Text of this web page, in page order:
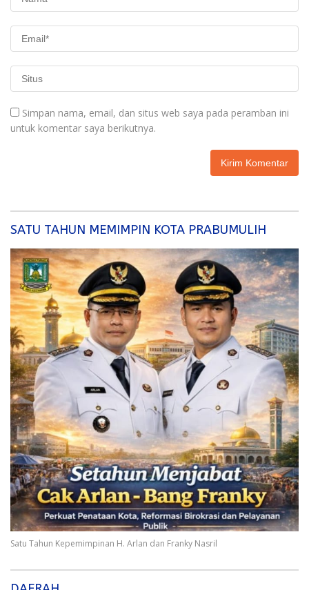
Simpan nama, email, dan situs web saya pada peramban ini
untuk komentar saya berikutnya.
SATU TAHUN MEMIMPIN KOTA PRABUMULIH
Satu Tahun Kepemimpinan H. Arlan dan Franky Nasril